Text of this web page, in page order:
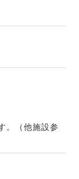
。（他施設参